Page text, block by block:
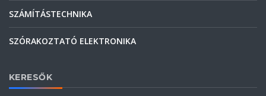
SZÁMÍTÁSTECHNIKA
SZÓRAKOZTATÓ ELEKTRONIKA
KERESŐK